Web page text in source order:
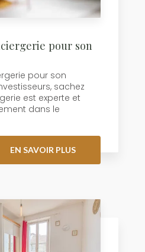
pour son
pour son
sachez
est experte et
dans le
EN SAVOIR PLUS